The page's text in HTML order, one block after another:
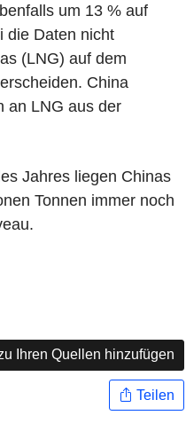
um 13 % auf
die Daten nicht
(LNG) auf dem
China
an LNG aus der
Jahres liegen Chinas
Tonnen immer noch
Ihren Quellen hinzufügen
Teilen